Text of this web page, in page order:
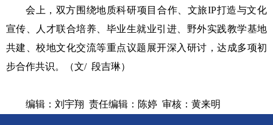
会上，双方围绕地质科研项目合作、文旅IP打造与文化
宣传、人才联合培养、毕业生就业引进、野外实践教学基地
共建、校地文化交流等重点议题展开深入研讨，达成多项初
步合作共识。（文/ 段吉琳）
编辑：刘宇翔 责任编辑：陈婷 审核：黄来明